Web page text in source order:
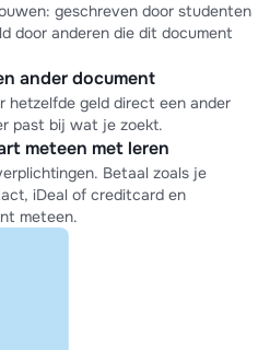
geschreven door studenten
door anderen die dit document
ander document
hetzelfde geld direct een ander
past bij wat je zoekt.
meteen met leren
Betaal zoals je
iDeal of creditcard en
meteen.